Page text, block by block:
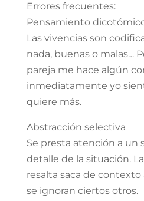
Errores frecuentes:
Pensamiento
Las vivencias son
nada, buenas o malas…
pareja me hace algún
inmediatamente yo
quiere más.
Abstracción selectiva
Se presta atención a un
detalle de la situación.
resalta saca de
se ignoran ciertos otros.